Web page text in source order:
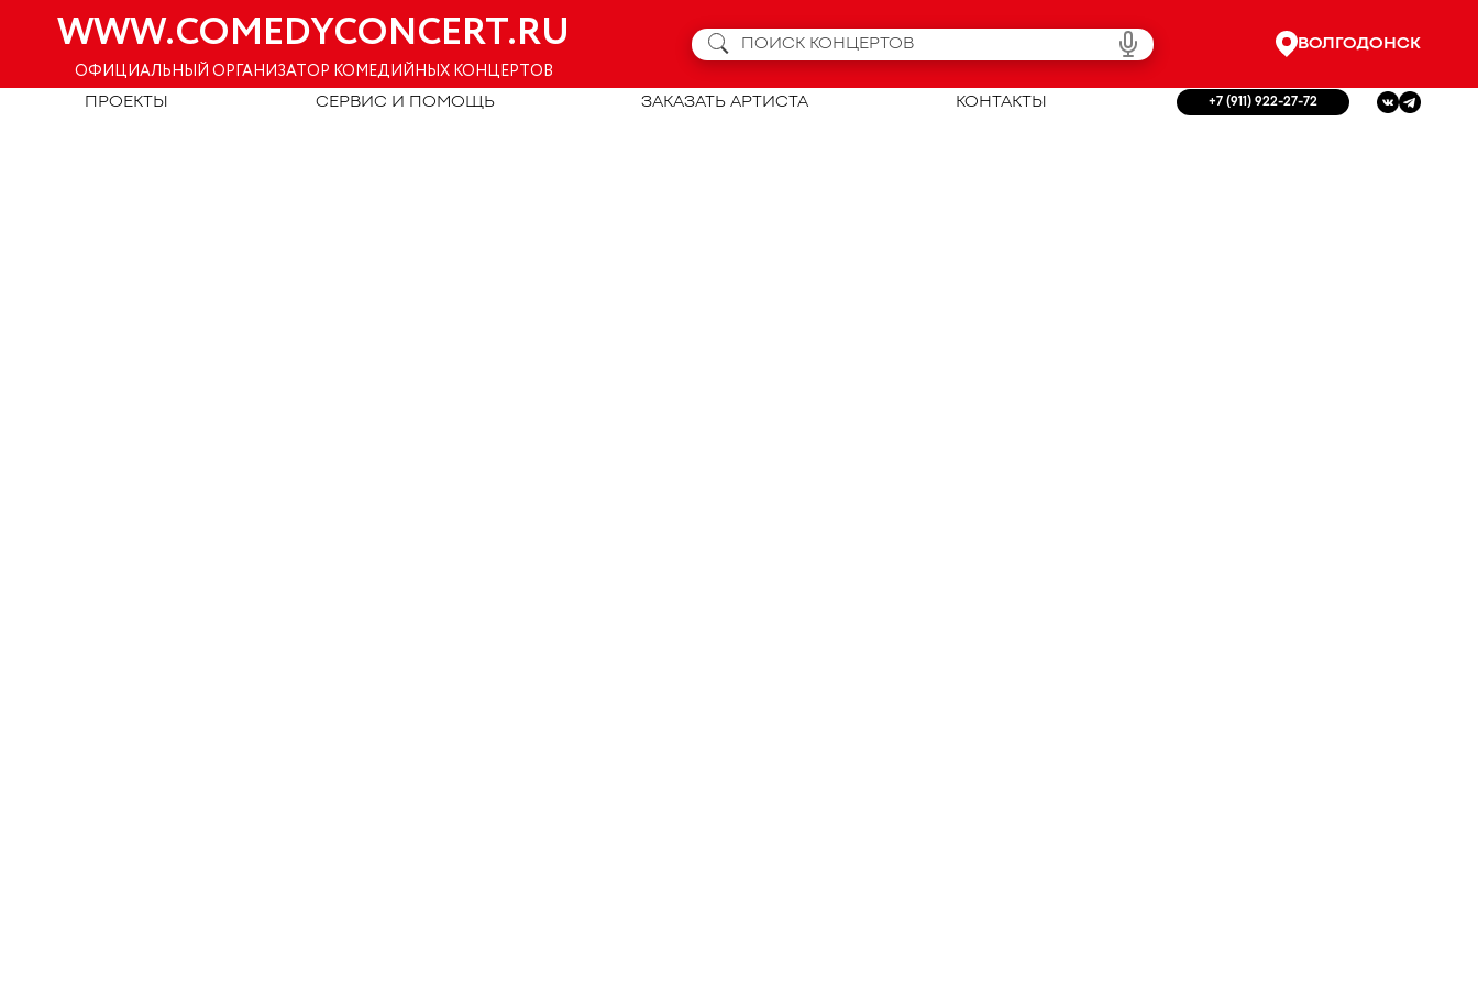
WWW.COMEDYCONCERT.RU
ОФИЦИАЛЬНЫЙ ОРГАНИЗАТОР КОМЕДИЙНЫХ КОНЦЕРТОВ
ВОЛГОДОНСК
ПРОЕКТЫ СЕРВИС И ПОМОЩЬ ЗАКАЗАТЬ АРТИСТА КОНТАКТЫ +7 (911) 922-27-72